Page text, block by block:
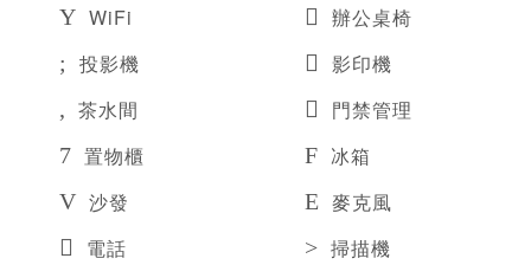
WiFi
辦公桌椅
投影機
影印機
茶水間
門禁管理
置物櫃
冰箱
沙發
麥克風
電話
掃描機